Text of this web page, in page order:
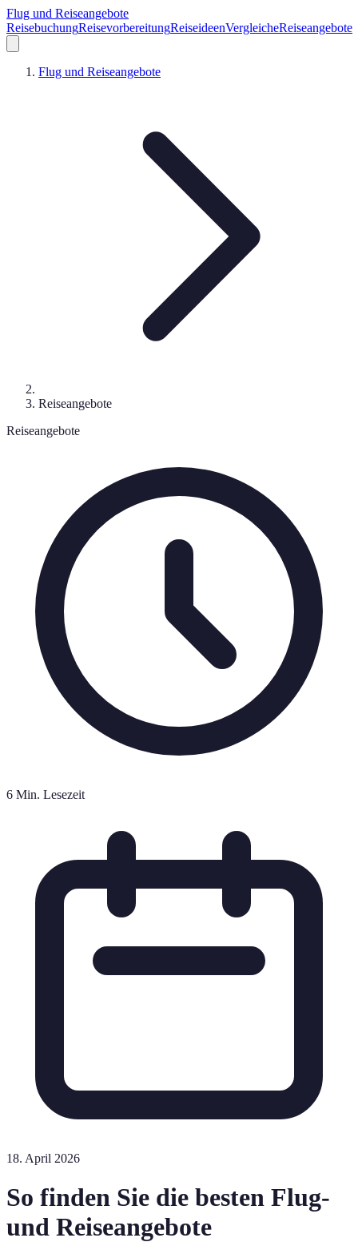
Flug und Reiseangebote
ReisebuchungReisevorbereitungReiseideenVergleicheReiseangebote
Flug und Reiseangebote
Reiseangebote
Reiseangebote
6 Min. Lesezeit
18. April 2026
So finden Sie die besten Flug-
und Reiseangebote